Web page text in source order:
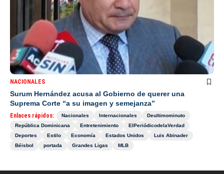
NACIONALES
Surum Hernández acusa al Gobierno de querer una
Suprema Corte “a su imagen y semejanza”
Enlaces rápidos: Nacionales Internacionales
Deultimominuto
República Dominicana
Entretenimiento
ElPeriódicodelaVerdad
Deportes
Estilo Economía Estados Unidos
Luis Abinader
Béisbol
portada Grandes Ligas MLB